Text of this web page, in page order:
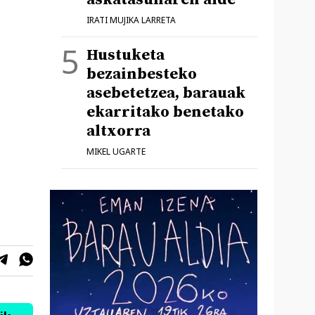
IRATI MUJIKA LARRETA
Hustuketa
bezainbesteko
asebetetzea, barauak
ekarritako benetako
altxorra
MIKEL UGARTE